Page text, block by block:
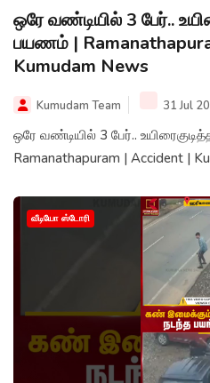
ஒரே வண்டியில் 3 பேர்..
பயணம் |
Kumudam News
Kumudam Team 31 Jul
ஒரே வண்டியில் 3 பேர்..
Ramanathapuram | Accident |
வீடியோ ஸ்டோரி